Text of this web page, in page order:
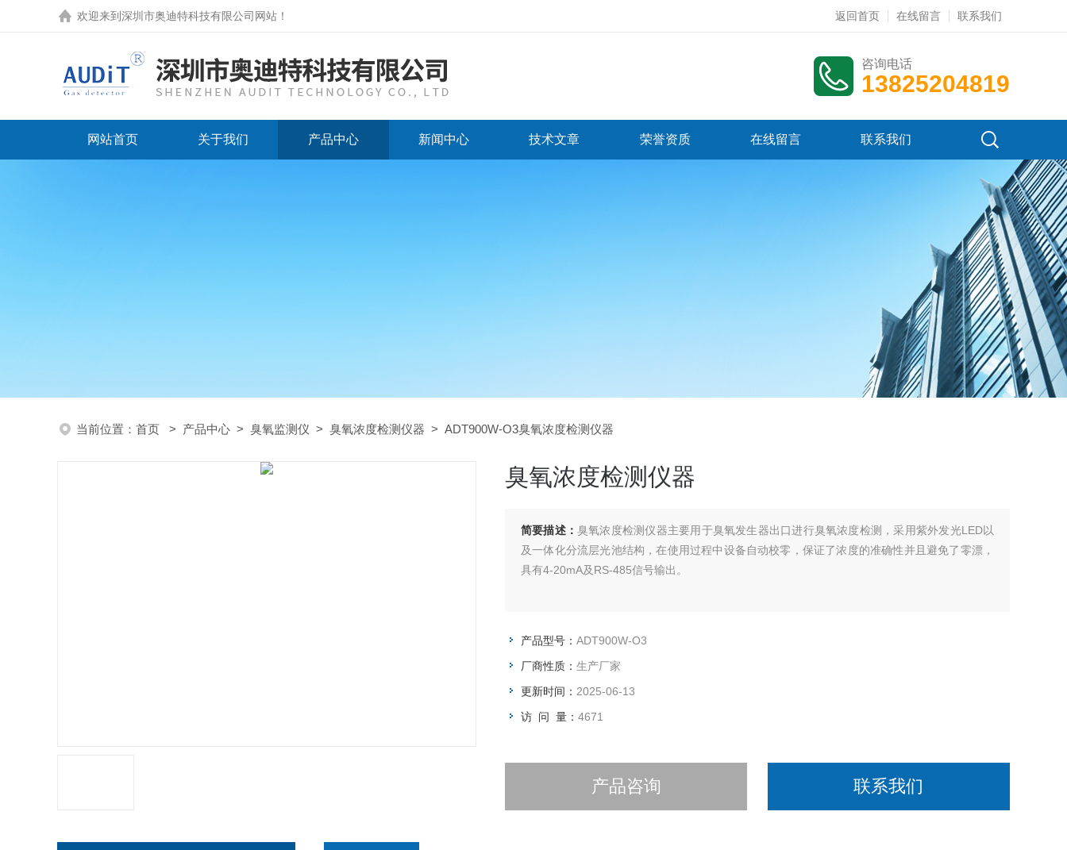
欢迎来到 深圳市奥迪特科技有限公司网站 ！ 返回首页 在线留言 联系我们
咨询电话
13825204819
网站首页 关于我们 产品中心 新闻中心 技术文章 荣誉资质 在线留言 联系我们
当前位置： 首页 > 产品中心 > 臭氧监测仪 > 臭氧浓度检测仪器 > ADT900W-O3臭氧浓度检测仪器
臭氧浓度检测仪器
简要描述： 臭氧浓度检测仪器主要用于臭氧发生器出口进行臭氧浓度检测，采用紫外发光LED以
及一体化分流层光池结构，在使用过程中设备自动校零，保证了浓度的准确性并且避免了零漂，
具有4-20mA及RS-485信号输出。
产品型号： ADT900W-O3
厂商性质： 生产厂家
更新时间： 2025-06-13
访 问 量： 4671
产品咨询 联系我们